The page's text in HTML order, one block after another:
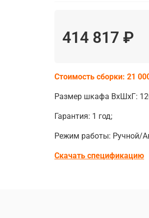
414 817 ₽
Стоимость сборки: 21
Размер шкафа ВхШхГ:
Гарантия: 1 год;
Режим работы: Ручной/
Скачать спецификацию